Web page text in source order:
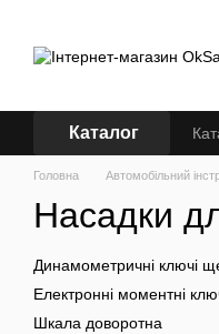
Каталог
Головна Автомобільний
Насадки
Динамометричні ключі
Електронні моментні
Шкала доворотна